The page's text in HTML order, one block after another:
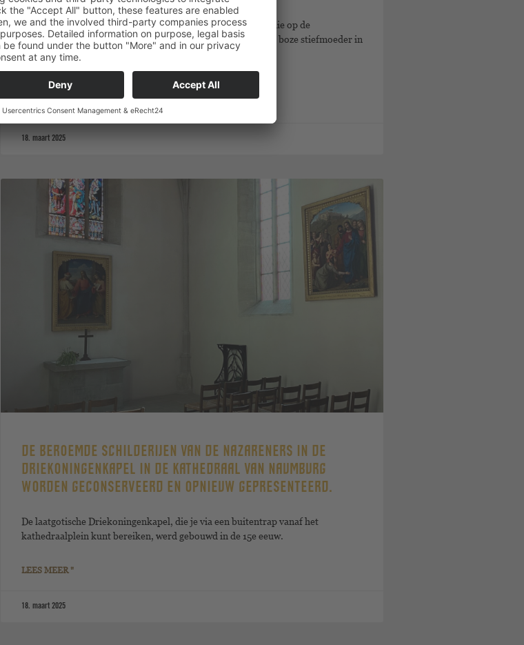
Hoe Uta von Naumburg van de kathedraal van Naumburg, die op de
Werelderfgoedlijst van UNESCO staat, model stond voor de boze stiefmoeder in
Walt Disney's film Sneeuwwitje.
LEES MEER "
18. maart 2025
DE BEROEMDE SCHILDERIJEN VAN DE NAZARENERS IN DE
DRIEKONINGENKAPEL IN DE KATHEDRAAL VAN NAUMBURG
WORDEN GECONSERVEERD EN OPNIEUW GEPRESENTEERD.
De laatgotische Driekoningenkapel, die je via een buitentrap vanaf het
kathedraalplein kunt bereiken, werd gebouwd in de 15e eeuw.
LEES MEER "
18. maart 2025